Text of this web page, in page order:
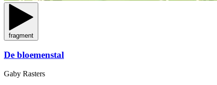
fragment
De bloemenstal
Gaby Rasters